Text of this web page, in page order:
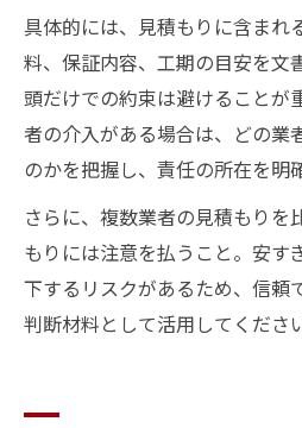
具体的には、見積もりに含まれ
料、保証内容、工期の目安を文
頭だけでの約束は避けることが
者の介入がある場合は、どの業
のかを把握し、責任の所在を明
さらに、複数業者の見積もりを
もりには注意を払うこと。安す
下するリスクがあるため、信頼
判断材料として活用してくださ